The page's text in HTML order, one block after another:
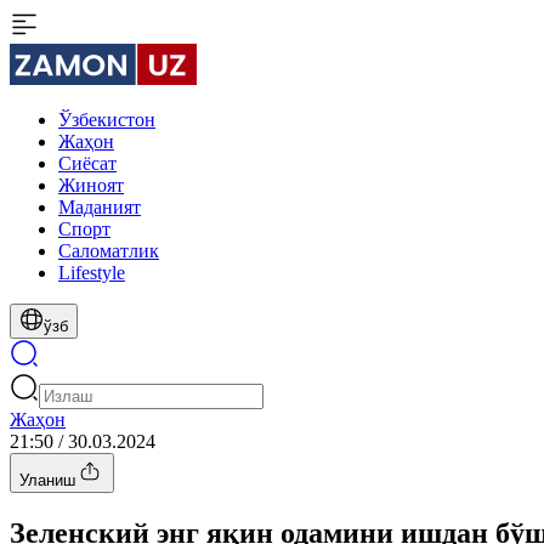
Ўзбекистон
Жаҳон
Сиёсат
Жиноят
Маданият
Спорт
Cаломатлик
Lifestyle
ўзб
Жаҳон
21:50 / 30.03.2024
Уланиш
Зеленский энг яқин одамини ишдан